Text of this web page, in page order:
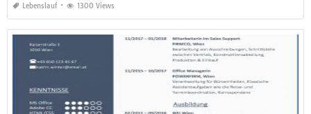
Lebenslauf 1300 Views